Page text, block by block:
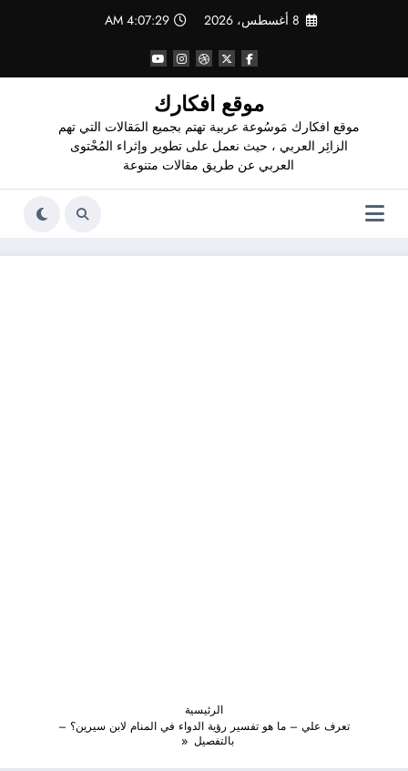
8 أغسطس، 2026 4:07:30 AM
موقع افكارك
موقع افكارك مَوسُوعة عربية تهتم بجميع المَقالات التي تهم
الزائِر العربي ، حيث نعمل على تطوير وإثراء المُحْتوى
العربي عن طريق مقالات متنوعة
الرئيسية
تعرف علي – ما هو تفسير رؤية الدواء في المنام لابن سيرين؟ –
بالتفصيل